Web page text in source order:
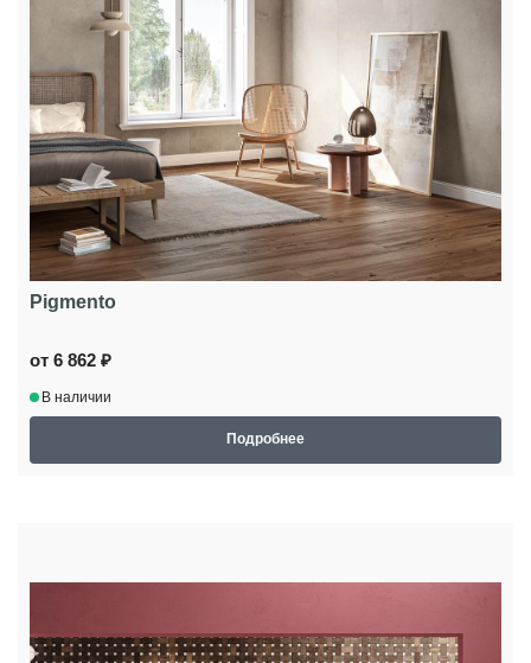
Pigmento
от 6 862 ₽
В наличии
Подробнее